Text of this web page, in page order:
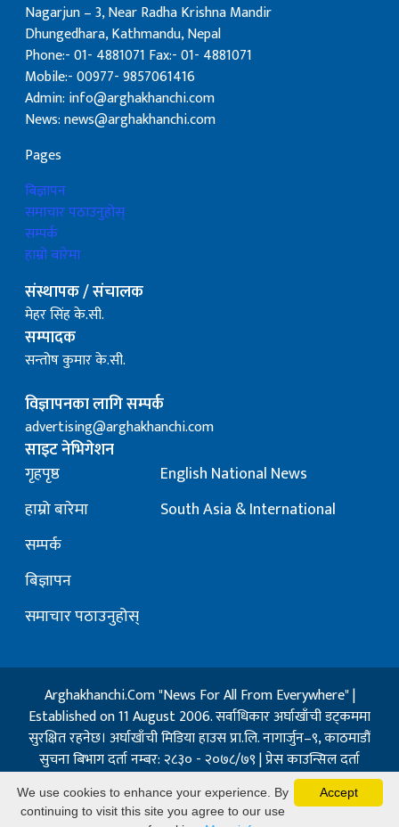
Nagarjun – 3, Near Radha Krishna Mandir
Dhungedhara, Kathmandu, Nepal
Phone:- 01- 4881071 Fax:- 01- 4881071
Mobile:- 00977- 9857061416
Admin: info@arghakhanchi.com
News: news@arghakhanchi.com
Pages
बिज्ञापन
समाचार पठाउनुहोस्
सम्पर्क
हाम्रो बारेमा
संस्थापक / संचालक
मेहर सिंह के.सी.
सम्पादक
सन्तोष कुमार के.सी.
विज्ञापनका लागि सम्पर्क
advertising@arghakhanchi.com
साइट नेभिगेशन
गृहपृष्ठ
हाम्रो बारेमा
सम्पर्क
बिज्ञापन
समाचार पठाउनुहोस्
English National News
South Asia & International
Arghakhanchi.Com "News For All From Everywhere" |
Established on 11 August 2006. सर्वाधिकार अर्घाखाँची डट्कममा
सुरक्षित रहनेछ। अर्घाखाँची मिडिया हाउस प्रा.लि. नागार्जुन–९, काठमाडौं
सुचना बिभाग दर्ता नम्बर: २८३० - २०७८/७९ | प्रेस काउन्सिल दर्ता
नम्बर: १३२ / २०७३-०४-२१ | जिप्रका सि- नम्बर: ७, दर्ता नम्बर
७-०६७-६८
Accept
We use cookies to enhance your experience. By
continuing to visit this site you agree to our use